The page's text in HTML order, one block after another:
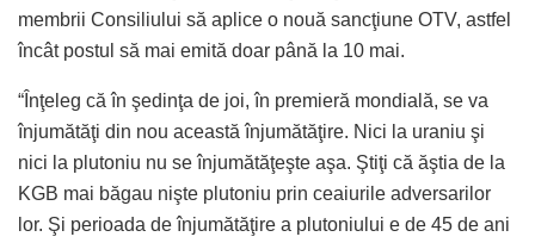
membrii Consiliului să aplice o nouă sancţiune OTV, astfel
încât postul să mai emită doar până la 10 mai.
“Înţeleg că în şedinţa de joi, în premieră mondială, se va
înjumătăţi din nou această înjumătăţire. Nici la uraniu şi
nici la plutoniu nu se înjumătăţeşte aşa. Ştiţi că ăştia de la
KGB mai băgau nişte plutoniu prin ceaiurile adversarilor
lor. Şi perioada de înjumătăţire a plutoniului e de 45 de ani